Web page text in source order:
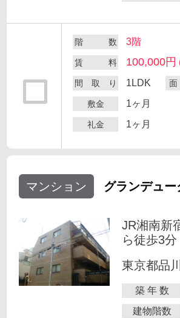
階 数 3階
賃 料 100,000円
間 取 り 1LDK
敷金 1ヶ月
礼金 1ヶ月
マンション グランデュー
JR湘南新
ら徒歩3分
東京都品
築 年 数
建物階数